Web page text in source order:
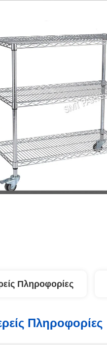
Πληροφορίες
Πληροφορίες